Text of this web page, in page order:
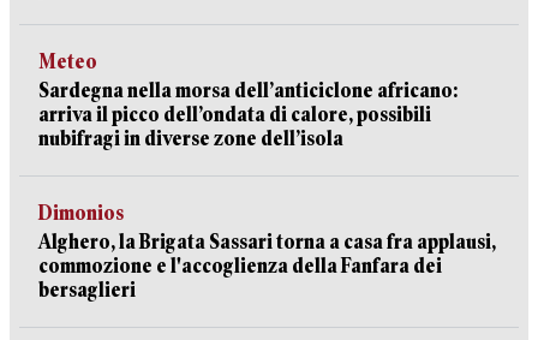
Meteo
Sardegna nella morsa dell’anticiclone africano:
arriva il picco dell’ondata di calore, possibili
nubifragi in diverse zone dell’isola
Dimonios
Alghero, la Brigata Sassari torna a casa fra applausi,
commozione e l'accoglienza della Fanfara dei
bersaglieri